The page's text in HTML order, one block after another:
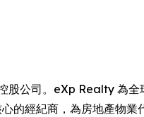
公司。eXp Realty 為全
的經紀商，為房地產物業